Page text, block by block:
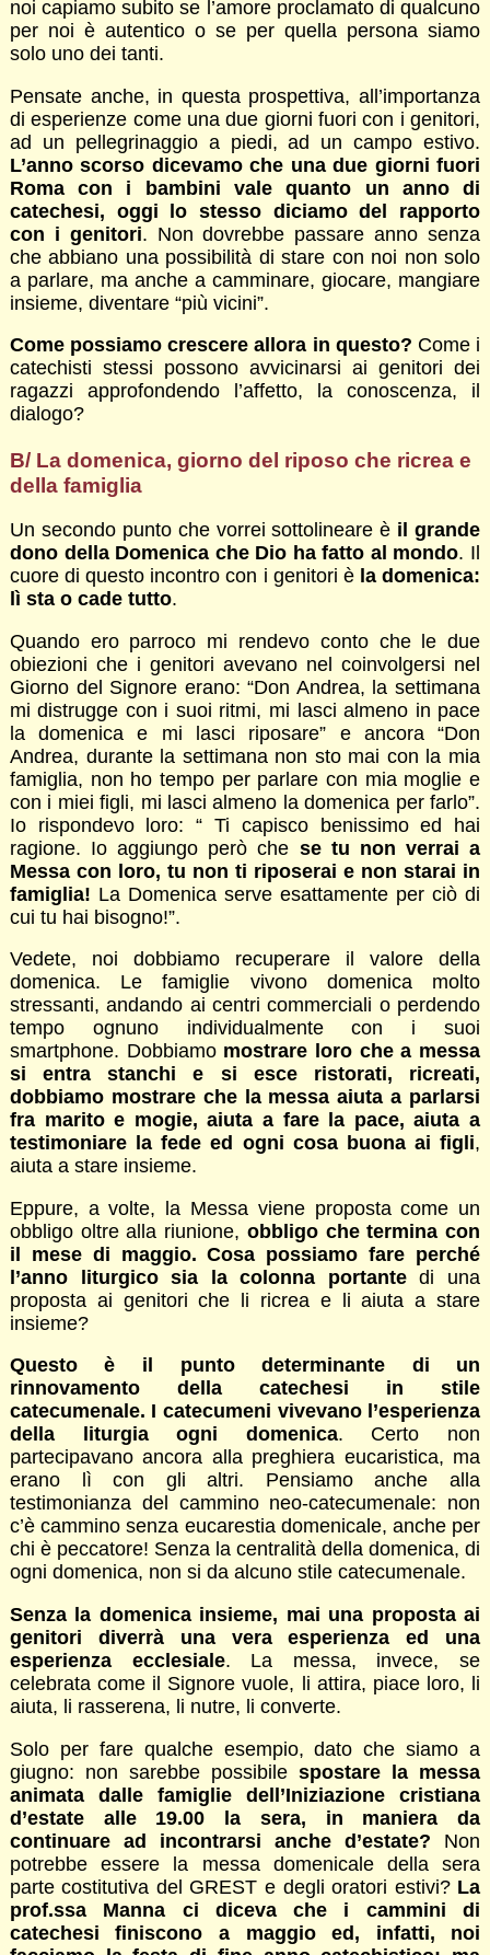
noi capiamo subito se l’amore proclamato di qualcuno
per noi è autentico o se per quella persona siamo
solo uno dei tanti.
Pensate anche, in questa prospettiva, all’importanza
di esperienze come una due giorni fuori con i genitori,
ad un pellegrinaggio a piedi, ad un campo estivo.
L’anno scorso dicevamo che una due giorni fuori
Roma con i bambini vale quanto un anno di
catechesi, oggi lo stesso diciamo del rapporto
con i genitori. Non dovrebbe passare anno senza
che abbiano una possibilità di stare con noi non solo
a parlare, ma anche a camminare, giocare, mangiare
insieme, diventare “più vicini”.
Come possiamo crescere allora in questo? Come i
catechisti stessi possono avvicinarsi ai genitori dei
ragazzi approfondendo l’affetto, la conoscenza, il
dialogo?
B/ La domenica, giorno del riposo che ricrea e
della famiglia
Un secondo punto che vorrei sottolineare è il grande
dono della Domenica che Dio ha fatto al mondo. Il
cuore di questo incontro con i genitori è la domenica:
lì sta o cade tutto.
Quando ero parroco mi rendevo conto che le due
obiezioni che i genitori avevano nel coinvolgersi nel
Giorno del Signore erano: “Don Andrea, la settimana
mi distrugge con i suoi ritmi, mi lasci almeno in pace
la domenica e mi lasci riposare” e ancora “Don
Andrea, durante la settimana non sto mai con la mia
famiglia, non ho tempo per parlare con mia moglie e
con i miei figli, mi lasci almeno la domenica per farlo”.
Io rispondevo loro: “ Ti capisco benissimo ed hai
ragione. Io aggiungo però che se tu non verrai a
Messa con loro, tu non ti riposerai e non starai in
famiglia! La Domenica serve esattamente per ciò di
cui tu hai bisogno!”.
Vedete, noi dobbiamo recuperare il valore della
domenica. Le famiglie vivono domenica molto
stressanti, andando ai centri commerciali o perdendo
tempo ognuno individualmente con i suoi
smartphone. Dobbiamo mostrare loro che a messa
si entra stanchi e si esce ristorati, ricreati,
dobbiamo mostrare che la messa aiuta a parlarsi
fra marito e mogie, aiuta a fare la pace, aiuta a
testimoniare la fede ed ogni cosa buona ai figli,
aiuta a stare insieme.
Eppure, a volte, la Messa viene proposta come un
obbligo oltre alla riunione, obbligo che termina con
il mese di maggio. Cosa possiamo fare perché
l’anno liturgico sia la colonna portantedi una
proposta ai genitori che li ricrea e li aiuta a stare
insieme?
Questo è il punto determinante di un
rinnovamento della catechesi in stile
catecumenale. I catecumeni vivevano l’esperienza
della liturgia ogni domenica. Certo non
partecipavano ancora alla preghiera eucaristica, ma
erano lì con gli altri. Pensiamo anche alla
testimonianza del cammino neo-catecumenale: non
c’è cammino senza eucarestia domenicale, anche per
chi è peccatore! Senza la centralità della domenica, di
ogni domenica, non si da alcuno stile catecumenale.
Senza la domenica insieme, mai una proposta ai
genitori diverrà una vera esperienza ed una
esperienza ecclesiale. La messa, invece, se
celebrata come il Signore vuole, li attira, piace loro, li
aiuta, li rasserena, li nutre, li converte.
Solo per fare qualche esempio, dato che siamo a
giugno: non sarebbe possibilespostare la messa
animata dalle famiglie dell’Iniziazione cristiana
d’estate alle 19.00 la sera, in maniera da
continuare ad incontrarsi anche d’estate? Non
potrebbe essere la messa domenicale della sera
parte costitutiva del GREST e degli oratori estivi? La
prof.ssa Manna ci diceva che i cammini di
catechesi finiscono a maggio ed, infatti, noi